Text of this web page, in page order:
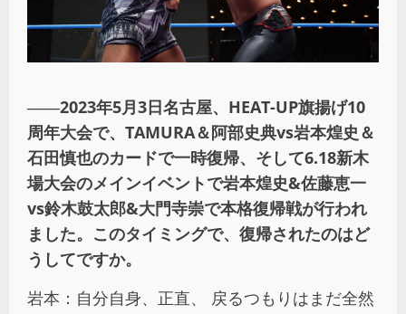
――2023年5月3日名古屋、 HEAT-UP旗揚げ10
周年大会で、 TAMURA＆阿部史典vs岩本煌史＆
石田慎也のカードで一時復帰、そして6.18新木
場大会のメインイベントで岩本煌史&佐藤恵一
vs鈴木鼓太郎&大門寺崇で本格復帰戦が行われ
ました。このタイミングで、復帰されたのはど
うしてですか。
岩本：自分自身、正直、 戻るつもりはまだ全然